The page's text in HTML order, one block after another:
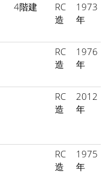
4階建
RC
造
1973
年
RC
造
1976
年
RC
造
2012
年
RC
造
1975
年